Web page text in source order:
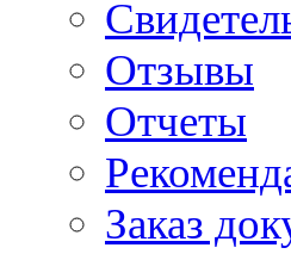
Отзывы
Отчеты
Заказ